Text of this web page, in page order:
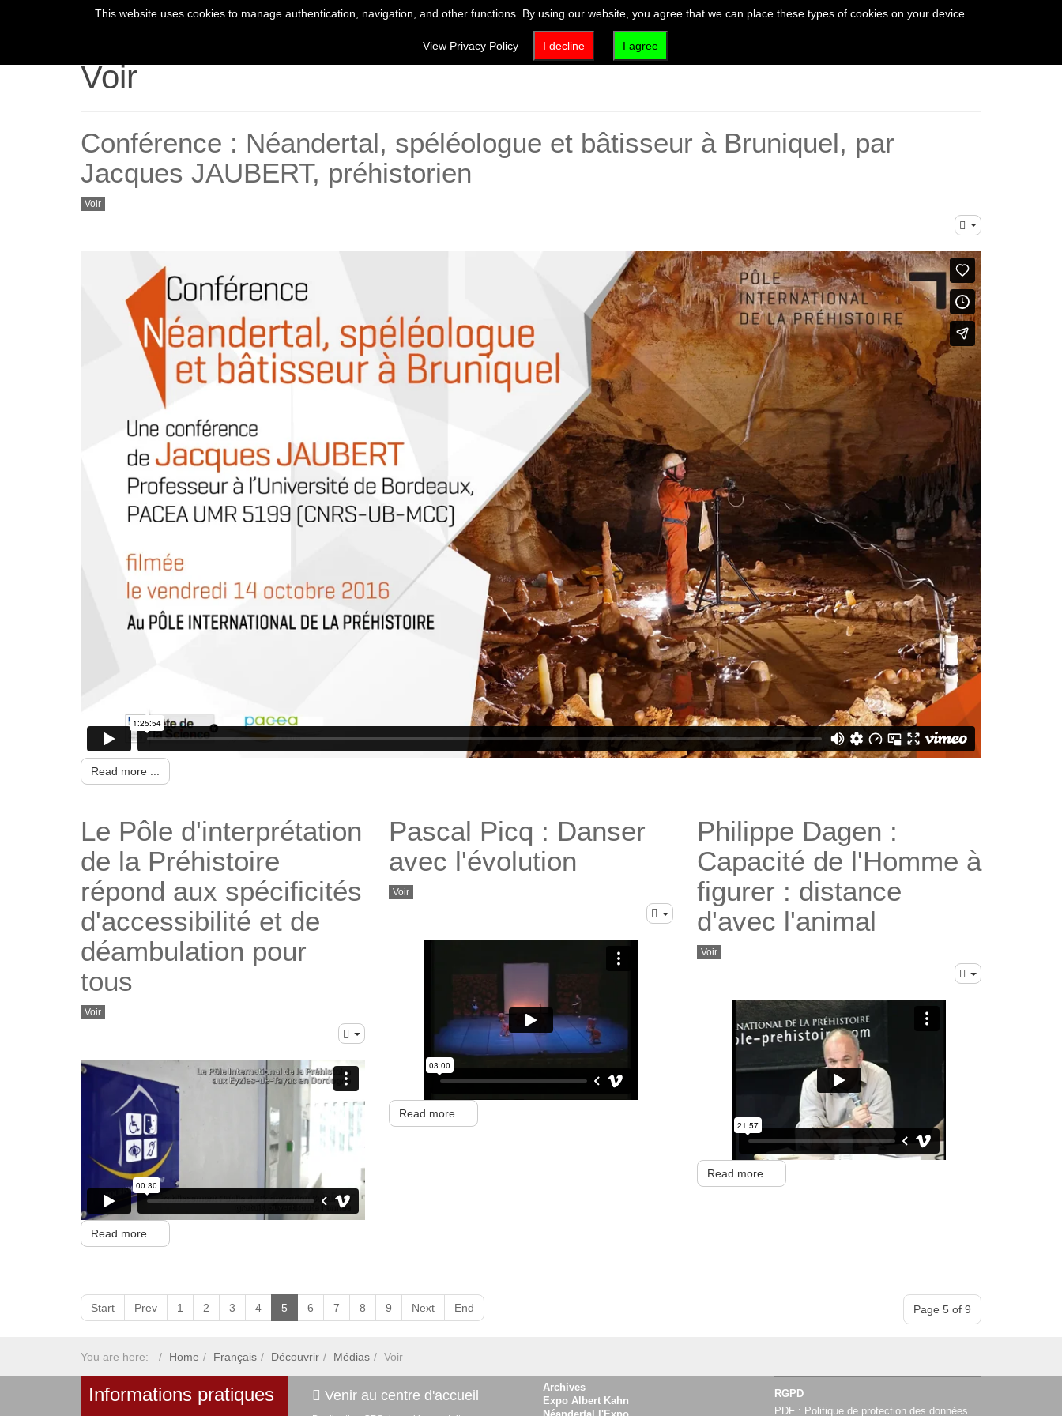
HOME YOUR VISIT EXHIBITIONS & EVENTS ACTIVITIES & EDUCATION THE VEZERE VALLEY
Voir
Conférence : Néandertal, spéléologue et bâtisseur à Bruniquel, par
Jacques JAUBERT, préhistorien
Voir
Read more ...
Le Pôle d'interprétation
de la Préhistoire
répond aux spécificités
d'accessibilité et de
déambulation pour
tous
Voir
Read more ...
Pascal Picq : Danser
avec l'évolution
Voir
Read more ...
Philippe Dagen :
Capacité de l'Homme à
figurer : distance
d'avec l'animal
Voir
Read more ...
Page 5 of 9
Start Prev 1 2 3 4 5 6 7 8 9 Next End
You are here: Home Français Découvrir Médias Voir
Informations pratiques Venir au centre d'accueil
Archives
Expo Albert Kahn
RGPD
PDF : Politique de protection des données
This website uses cookies to manage authentication, navigation, and other functions. By using our website, you agree that we can place these types of cookies on your device.
View Privacy Policy I decline I agree